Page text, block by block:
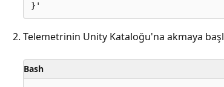
Telemetrinin Unity Kataloğu'na akmaya
Bash